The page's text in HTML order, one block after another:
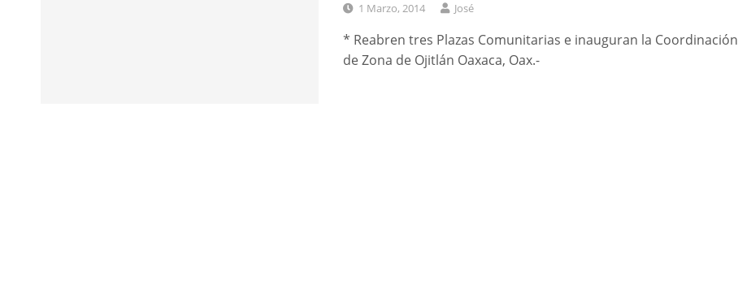
1 Marzo, 2014 José
* Reabren tres Plazas Comunitarias e inauguran la Coordinación
de Zona de Ojitlán Oaxaca, Oax.-